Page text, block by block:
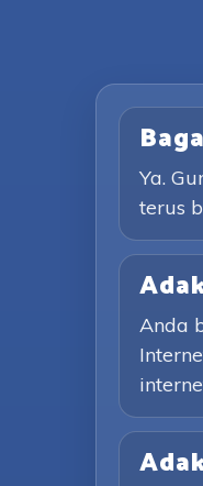
Ya.
terus
Anda